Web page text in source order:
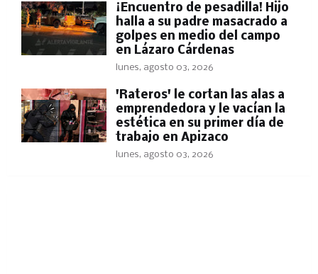
​¡Encuentro de pesadilla! Hijo
halla a su padre masacrado a
golpes en medio del campo
en Lázaro Cárdenas
lunes, agosto 03, 2026
'Rateros' le cortan las alas a
emprendedora y le vacían la
estética en su primer día de
trabajo en Apizaco
lunes, agosto 03, 2026